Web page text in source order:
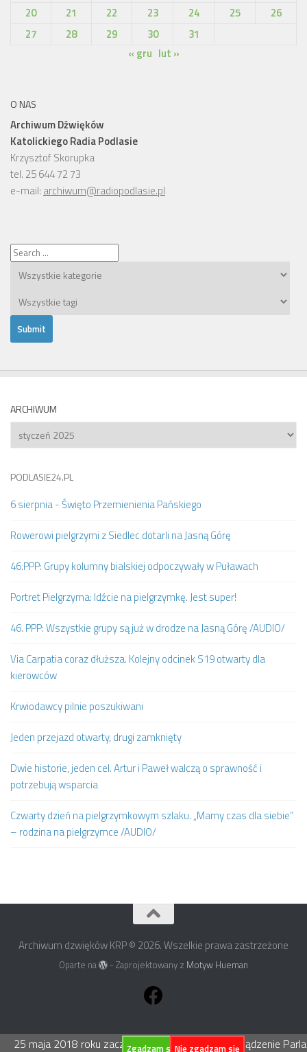
20
21 22 23 24 25
26
27
28 29 30
31
« gru lut »
O NAS
Archiwum Dźwięków
Katolickiego Radia Podlasie
Krzysztof Skorupka
tel. 25 644 72 73
e-mail: archiwum@radiopodlasie.pl
ARCHIWUM
Archiwum
PODLASIE24.PL
6 sierpnia - Święto Przemienienia Pańskiego
Rowerowi pielgrzymi z Siedlec dotarli na Jasną Górę
46.PPP: Grupy kolumny bialskiej odpoczywały w Puławach
Portret Pielgrzyma: Idźcie na pielgrzymkę. Jest super!
46. PPP: Wszystkie grupy są już w drodze na Jasną Górę /AUDIO/
Via Carpatia coraz dłuższa. Kolejny odcinek S19 otwarty dla
kierowców
Krwiodawcy pilnie poszukiwani
Jeden przejazd otwarty, drugi zamknięty
Dwie historie, jeden cel. Artur i Paweł walczą o sprawność i
potrzebują wsparcia
Czwarty dzień na pielgrzymkowym szlaku. „Mamy czas dla siebie”
– rodzina na pielgrzymce /AUDIO/
Archiwum dzwięków KRP © 2026. Wszelkie prawa zastrzeżone
Oparte na - Zaprojektowany z Motyw Hueman
25 maja 2018 roku zacznie obowiązywać Rozporządzenie
Zgadzam sięNie zgadzam się